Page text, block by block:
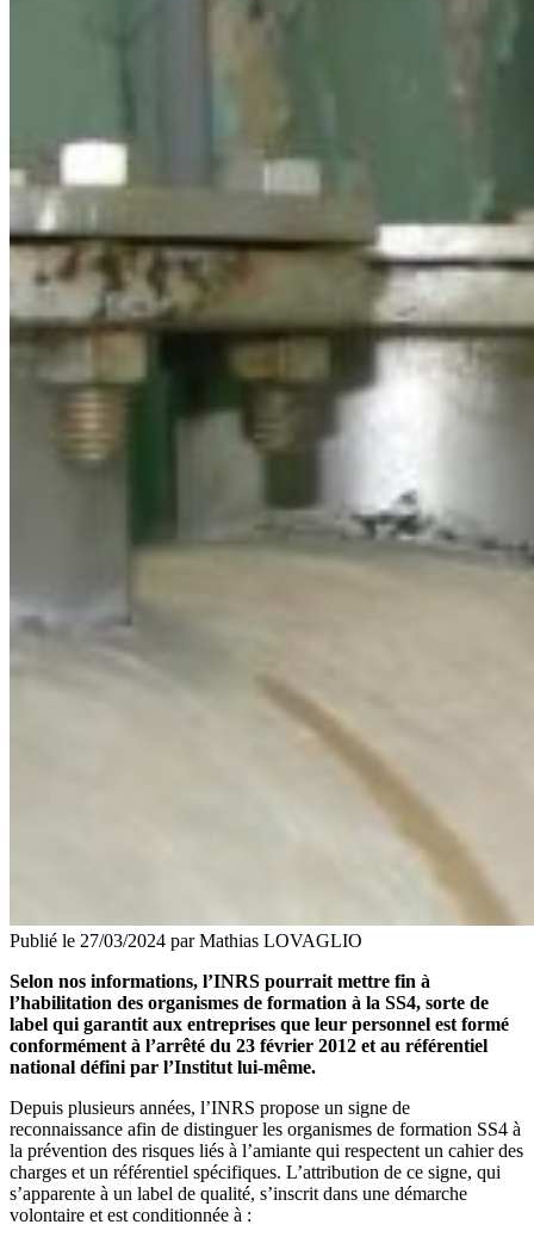
Publié le 27/03/2024 par Mathias LOVAGLIO
Selon nos informations, l’INRS pourrait mettre fin à
l’habilitation des organismes de formation à la SS4, sorte de
label qui garantit aux entreprises que leur personnel est formé
conformément à l’arrêté du 23 février 2012 et au référentiel
national défini par l’Institut lui-même.
Depuis plusieurs années, l’INRS propose un signe de
reconnaissance afin de distinguer les organismes de formation SS4 à
la prévention des risques liés à l’amiante qui respectent un cahier des
charges et un référentiel spécifiques. L’attribution de ce signe, qui
s’apparente à un label de qualité, s’inscrit dans une démarche
volontaire et est conditionnée à :